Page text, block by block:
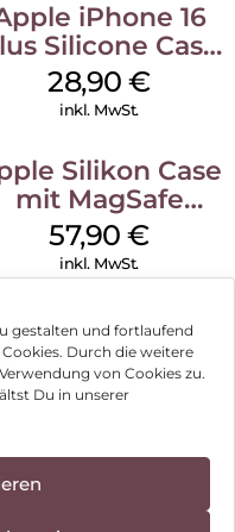
gestalten und fortlaufend
Durch die weitere
von Cookies zu.
Du in unserer
iPhone 16
Silicone Case
MagSafe Black
28,90€
inkl. MwSt.
Silikon Case
mit MagSafe
iPhone 14 Pro
(PRODUCT)RED
57,90€
inkl. MwSt.